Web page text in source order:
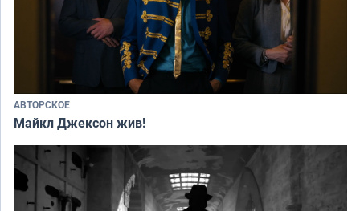
АВТОРСКОЕ
Майкл Джексон жив!